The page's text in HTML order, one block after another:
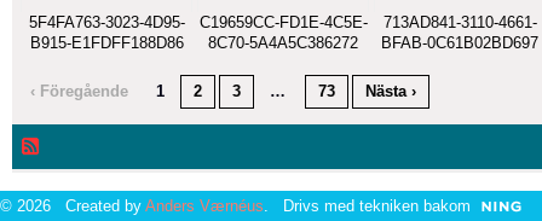
5F4FA763-3023-4D95-
B915-E1FDFF188D86
C19659CC-FD1E-4C5E-
8C70-5A4A5C386272
713AD841-3110-4661-
BFAB-0C61B02BD697
‹ Föregående 1 2 3 … 73 Nästa ›
© 2026 Created by Anders Værnéus . Drivs med tekniken bakom